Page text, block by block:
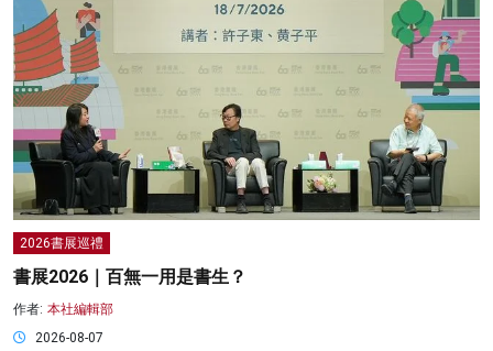
2026書展巡禮
書展2026｜百無一用是書生？
作者: 本社編輯部
2026-08-07